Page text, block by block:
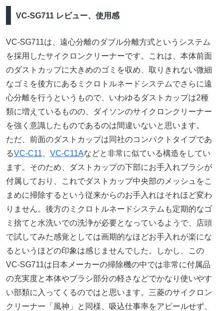
VC-SG711 レビュー、使用感
VC-SG711は、遠心分離のダブル分離方式というシステム
を採用したサイクロンクリーナーです。これは、本体前面
のダストカップに大きめのゴミを収め、取りきれない微細
なゴミを後方にあるミクロトルネードシステムでさらに遠
心分離を行うというもので、いわゆるダストカップは2種
類に増えているものの、ダイソンのサイクロンクリーナー
を強く意識したものであるのは間違いないと思います。
ただ、前面のダストカップは同社のコンパクトタイプであ
るVC-C11 VC-C11Aなどと非常に似ている構造をしてい
ます。そのため、ダストカップの下部にお手入れブラシが
付属しており、これでダストカップ中央部のメッシュをこ
まめに掃除するという従来からのお手入れはそれほど変わ
りません。後方のミクロトルネードシステムも定期的なゴ
ミ捨てと水洗いでの洗浄が必要となっているようで、店頭
で試してみた感覚としては画期的なほどお手入れが楽にな
るというほどの印象は感じませんでした。しかし、この
VC-SG711は日本メーカーの掃除機の中では非常に付属品
の充実度と本体やブラシ部分の軽さなどでかなり使いやす
い部類に入ってくるのではと思います。三菱のサイクロン
クリーナー「風神」と同様、吸込仕事率をアピールせず、